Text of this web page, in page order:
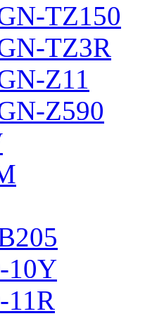
TZ150
TZ3R
Z11
Z590
10Y
11R